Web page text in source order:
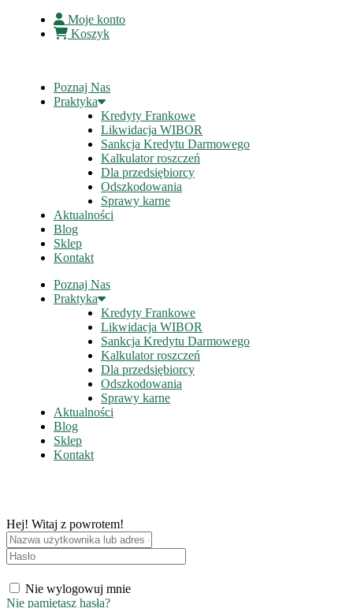
Moje konto
Koszyk
Poznaj Nas
Praktyka
Kredyty Frankowe
Likwidacja WIBOR
Sankcja Kredytu Darmowego
Kalkulator roszczeń
Dla przedsiębiorcy
Odszkodowania
Sprawy karne
Aktualności
Blog
Sklep
Kontakt
Poznaj Nas
Praktyka
Kredyty Frankowe
Likwidacja WIBOR
Sankcja Kredytu Darmowego
Kalkulator roszczeń
Dla przedsiębiorcy
Odszkodowania
Sprawy karne
Aktualności
Blog
Sklep
Kontakt
Hej! Witaj z powrotem!
Nie wylogowuj mnie
Nie pamiętasz hasła?